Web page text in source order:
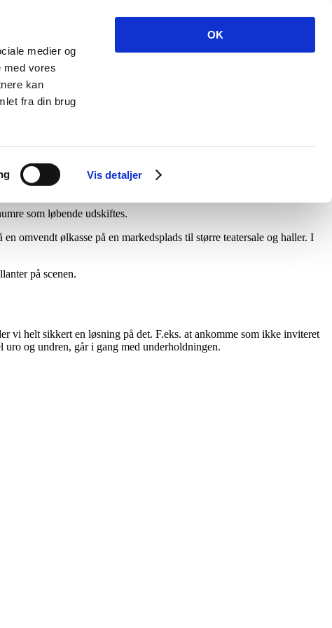
medier og
med vores
kan
fra din brug
Vis detaljer
OK
Høj
så lad Ove Høj hjælpe med at gøre festen mindeværdig.
som løbende udskiftes.
omvendt ølkasse på en markedsplads til større teatersale og haller. I
på scenen.
vi helt sikkert en løsning på det. F.eks. at ankomme som ikke inviteret
og undren, går i gang med underholdningen.